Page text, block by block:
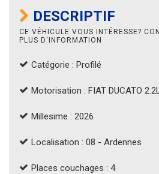
DESCRIPTIF
CE VÉHICULE VOUS INTÉRESSE?
PLUS D'INFORMATION
Catégorie : Profilé
Motorisation : FIAT DUCATO
Millesime : 2026
Localisation : 08 - Ardennes
Places couchages : 4